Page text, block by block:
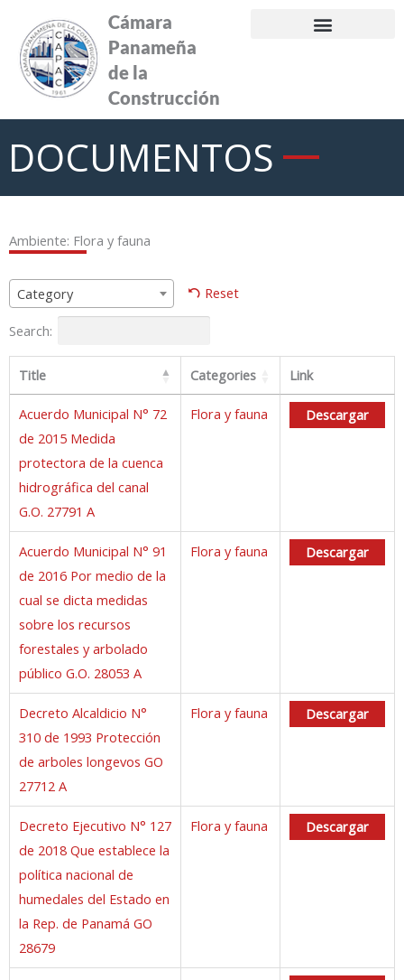
contenido
Cámara
Panameña
de la
Construcción
DOCUMENTOS
Ambiente: Flora y fauna
Category Reset
Search:
Title Categories Link
Acuerdo Municipal N° 72
de 2015 Medida
protectora de la cuenca
hidrográfica del canal
G.O. 27791 A
Flora y fauna Descargar
Acuerdo Municipal N° 91
de 2016 Por medio de la
cual se dicta medidas
sobre los recursos
forestales y arbolado
público G.O. 28053 A
Flora y fauna Descargar
Decreto Alcaldicio N°
310 de 1993 Protección
de arboles longevos GO
27712 A
Flora y fauna Descargar
Decreto Ejecutivo N° 127
de 2018 Que establece la
política nacional de
humedales del Estado en
la Rep. de Panamá GO
28679
Flora y fauna Descargar